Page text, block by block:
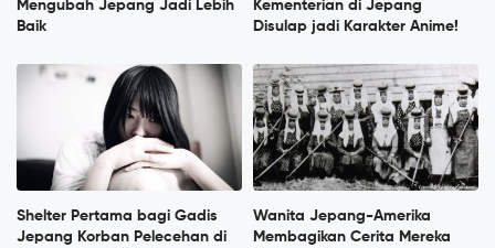
Mengubah Jepang Jadi Lebih
Baik
Kementerian di Jepang
Disulap jadi Karakter Anime!
Shelter Pertama bagi Gadis
Jepang Korban Pelecehan di
Wanita Jepang-Amerika
Membagikan Cerita Mereka